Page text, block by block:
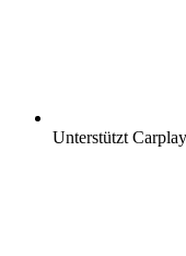
Unterstützt